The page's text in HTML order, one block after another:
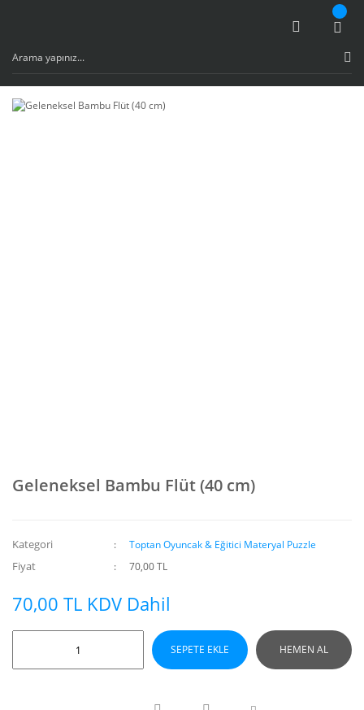
Geleneksel Bambu Flüt (40 cm)
Kategori Toptan Oyuncak & Eğitici Materyal Puzzle
Fiyat 70,00 TL
70,00 TL KDV Dahil
SEPETE EKLE HEMEN AL